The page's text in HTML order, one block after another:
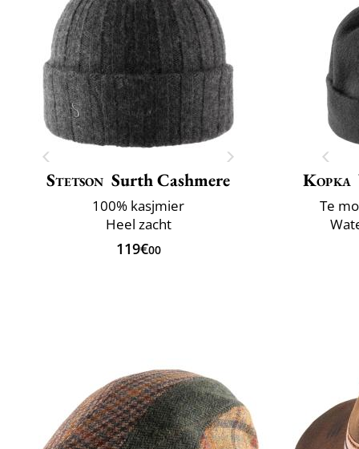
Stetson Surth Cashmere
100% kasjmier
Heel zacht
119€00
Kopka
Te